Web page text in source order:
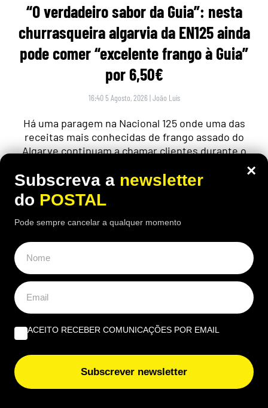
“O verdadeiro sabor da Guia”: nesta
churrasqueira algarvia da EN125 ainda
pode comer “excelente frango à Guia”
por 6,50€
16:40 5 Agosto, 2026 |João Luís
Há uma paragem na Nacional 125 onde uma das
receitas mais conhecidas de frango assado do
Algarve continuam a chamar clientes durante o
×
Subscreva a newsletter
do POSTAL
Pode sempre cancelar a qualquer momento
ACEITO RECEBER COMUNICAÇÕES POR EMAIL
Subscrever newsletter